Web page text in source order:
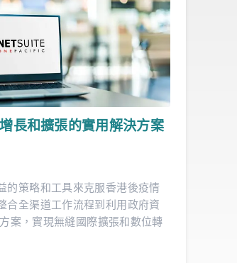
長和擴張的實用解決方案
的策略和工具來克服香港後疫情
合全渠道工作流程到利用政府資
案，實現無縫國際擴張和數位轉